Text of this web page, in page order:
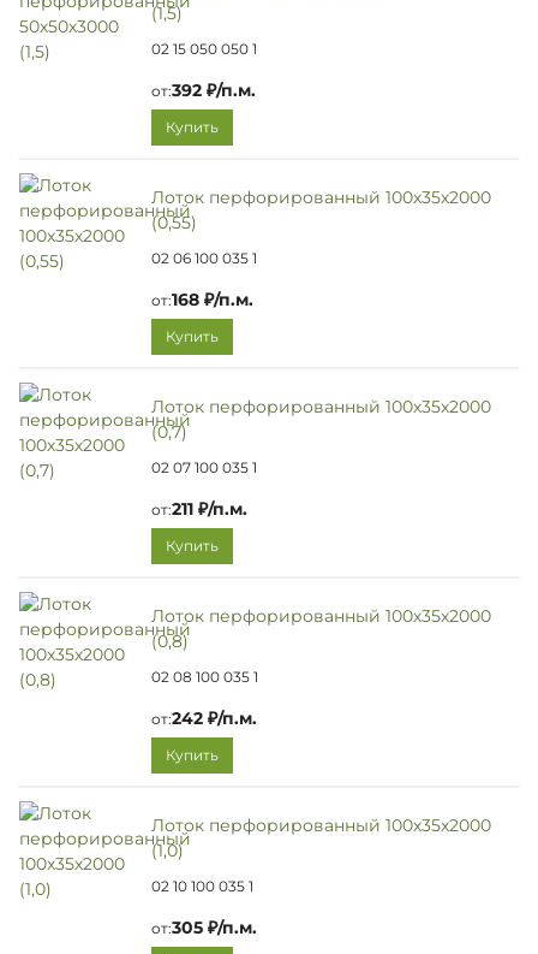
(1,5)
02 15 050 050 1
от:392 ₽/п.м.
Купить
Лоток перфорированный 100х35х2000
(0,55)
02 06 100 035 1
от:168 ₽/п.м.
Купить
Лоток перфорированный 100х35х2000
(0,7)
02 07 100 035 1
от:211 ₽/п.м.
Купить
Лоток перфорированный 100х35х2000
(0,8)
02 08 100 035 1
от:242 ₽/п.м.
Купить
Лоток перфорированный 100х35х2000
(1,0)
02 10 100 035 1
от:305 ₽/п.м.